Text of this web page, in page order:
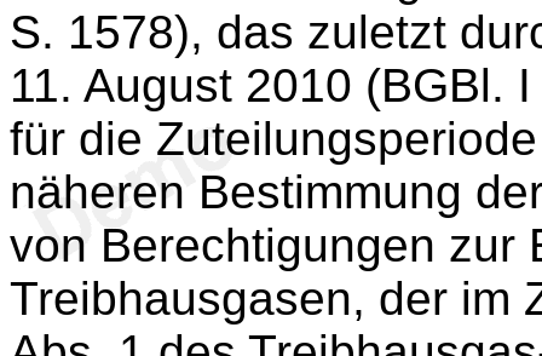
S. 1578), das zuletzt
11. August 2010 (BGBl.
für die
näheren Bestimmung
von Berechtigungen zur
Treibhausgasen, der im